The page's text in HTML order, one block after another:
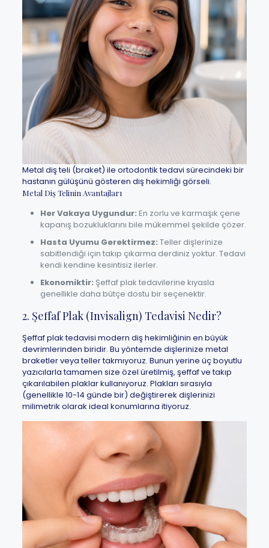
Metal diş teli (braket) ile ortodontik tedavi sürecindeki bir
hastanın gülüşünü gösteren diş hekimliği görseli.
Metal Diş Telinin Avantajları
Her Vakaya Uygundur: En zorlu ve karmaşık çene
kapanış bozukluklarını bile mükemmel şekilde çözer.
Hasta Uyumu Gerektirmez: Teller dişlerinize
sabitlendiği için takıp çıkarma derdiniz yoktur. Tedavi
kendi kendine kesintisiz ilerler.
Ekonomiktir: Şeffaf plak tedavilerine kıyasla
genellikle daha bütçe dostu bir seçenektir.
2. Şeffaf Plak (Invisalign) Tedavisi Nedir?
Şeffaf plak tedavisi modern diş hekimliğinin en büyük
devrimlerinden biridir. Bu yöntemde dişlerinize metal
braketler veya teller takmıyoruz. Bunun yerine üç boyutlu
yazıcılarla tamamen size özel üretilmiş, şeffaf ve takıp
çıkarılabilen plaklar kullanıyoruz. Plakları sırasıyla
(genellikle 10-14 günde bir) değiştirerek dişlerinizi
milimetrik olarak ideal konumlarına itiyoruz.